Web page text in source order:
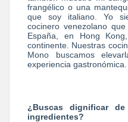
frangélico o una
que soy italiano. Yo
cocinero venezolano
España, en Hong
continente. Nuestras
Mono buscamos
experiencia gastronómica.
¿Buscas dignificar
ingredientes?